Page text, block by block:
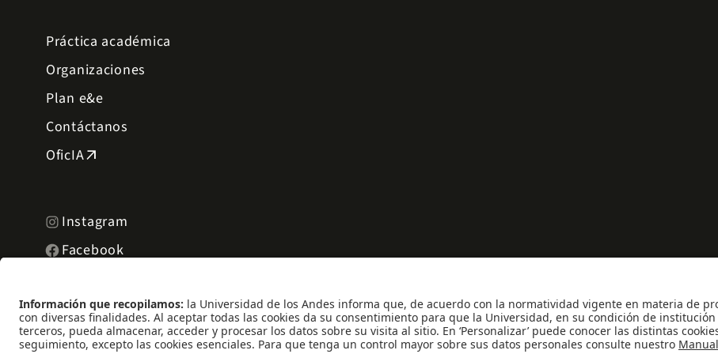
Práctica académica
Organizaciones
Plan e&e
Contáctanos
OficIAarrow_outward
Instagram
Facebook
Akadeusarrow_outward